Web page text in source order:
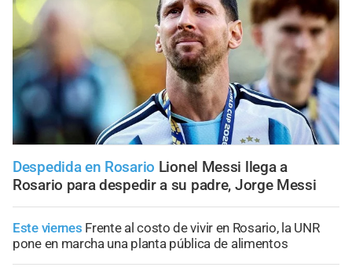
Despedida en Rosario Lionel Messi llega a
Rosario para despedir a su padre, Jorge Messi
Este viernes Frente al costo de vivir en Rosario, la UNR
pone en marcha una planta pública de alimentos